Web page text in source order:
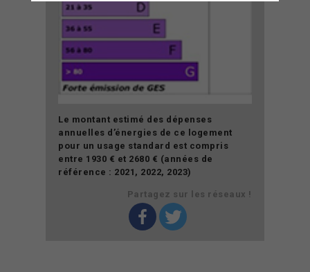
Le montant estimé des dépenses
annuelles d’énergies de ce logement
pour un usage standard est compris
entre 1930 € et 2680 € (années de
référence : 2021, 2022, 2023)
Partagez sur les réseaux !